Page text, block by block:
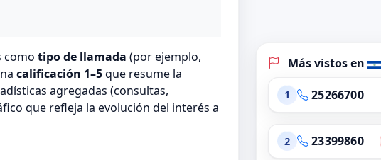
como tipo de llamada (por ejemplo,
calificación 1–5que resume la
agregadas (consultas,
que refleja la evolución del interés a
Más vistos en
1 25266700
2 23399860